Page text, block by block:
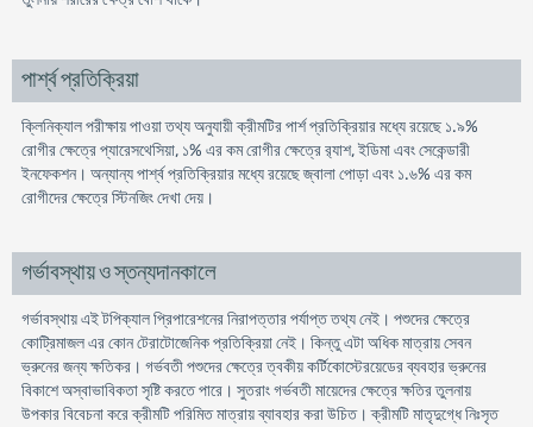
পার্শ্ব প্রতিক্রিয়া
ক্লিনিক্যাল পরীক্ষায় পাওয়া তথ্য অনুযায়ী ক্রীমটির পার্শ প্রতিক্রিয়ার মধ্যে রয়েছে ১.৯%
রােগীর ক্ষেত্রে প্যারেসথেসিয়া, ১% এর কম রােগীর ক্ষেত্রে র‍্যাশ, ইডিমা এবং সেকেন্ডারী
ইনফেকশন। অন্যান্য পার্শ্ব প্রতিক্রিয়ার মধ্যে রয়েছে জ্বালা পােড়া এবং ১.৬% এর কম
রােগীদের ক্ষেত্রে স্টিনজিং দেখা দেয়।
গর্ভাবস্থায় ও স্তন্যদানকালে
গর্ভাবস্থায় এই টপিক্যাল প্রিপারেশনের নিরাপত্তার পর্যাপ্ত তথ্য নেই। পশুদের ক্ষেত্রে
কোট্রিমাজল এর কোন টেরাটোজেনিক প্রতিক্রিয়া নেই। কিন্তু এটা অধিক মাত্রায় সেবন
ভ্রুনের জন্য ক্ষতিকর। গর্ভবতী পশুদের ক্ষেত্রে ত্বকীয় কর্টিকোস্টেরয়েডের ব্যবহার ভ্রুনের
বিকাশে অস্বাভাবিকতা সৃষ্টি করতে পারে। সুতরাং গর্ভবতী মায়েদের ক্ষেত্রে ক্ষতির তুলনায়
উপকার বিবেচনা করে ক্রীমটি পরিমিত মাত্রায় ব্যাবহার করা উচিত। ক্রীমটি মাতৃদুগ্ধে নিঃসৃত